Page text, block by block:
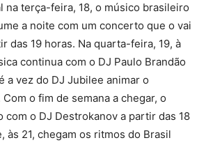
na terça-feira, 18, o músico brasileiro
a noite com um concerto que o vai
das 19 horas. Na quarta-feira, 19, à
continua com o DJ Paulo Brandão
a vez do DJ Jubilee animar o
o fim de semana a chegar, o
com o DJ Destrokanov a partir das 18
às 21, chegam os ritmos do Brasil